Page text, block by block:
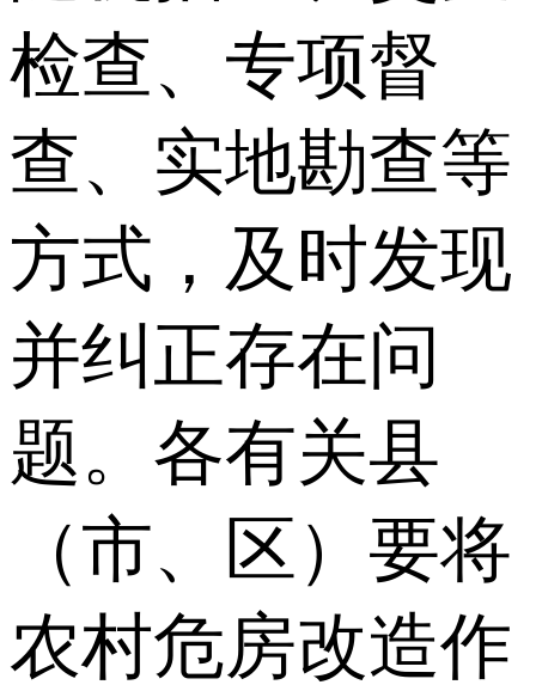
检查、专项督
查、实地勘查等
方式，及时发现
并纠正存在问
题。各有关县
（市、区）要将
农村危房改造作